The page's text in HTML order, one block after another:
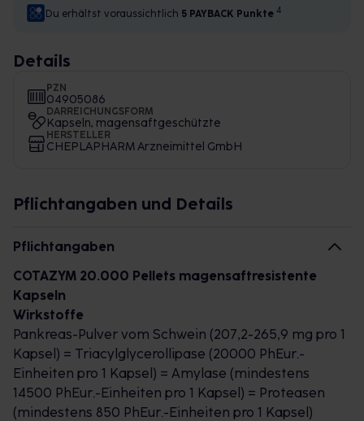
Du erhältst voraussichtlich 5 PAYBACK Punkte 4
Details
PZN
04905086
DARREICHUNGSFORM
Kapseln, magensaftgeschützte
HERSTELLER
CHEPLAPHARM Arzneimittel GmbH
Pflichtangaben und Details
Pflichtangaben
COTAZYM 20.000 Pellets magensaftresistente
Kapseln
Wirkstoffe
Pankreas-Pulver vom Schwein (207,2-265,9 mg pro 1
Kapsel) = Triacylglycerollipase (20000 PhEur.-
Einheiten pro 1 Kapsel) = Amylase (mindestens
14500 PhEur.-Einheiten pro 1 Kapsel) = Proteasen
(mindestens 850 PhEur.-Einheiten pro 1 Kapsel)